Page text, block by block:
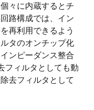
々に内蔵するとチ
路構成では、イン
再利用できるよう
タのオンチップ化
ンピーダンス整合
フィルタとしても動
去フィルタとして